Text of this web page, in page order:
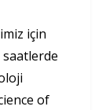
için
saatlerde
of